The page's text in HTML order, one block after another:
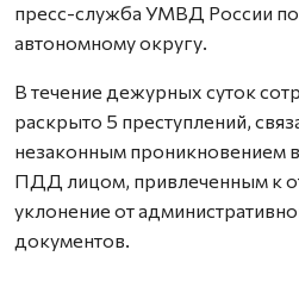
пресс-служба УМВД России
автономному округу.
В течение дежурных суток
раскрыто 5 преступлений,
незаконным проникновением
ПДД лицом, привлеченным к
уклонение от
документов.